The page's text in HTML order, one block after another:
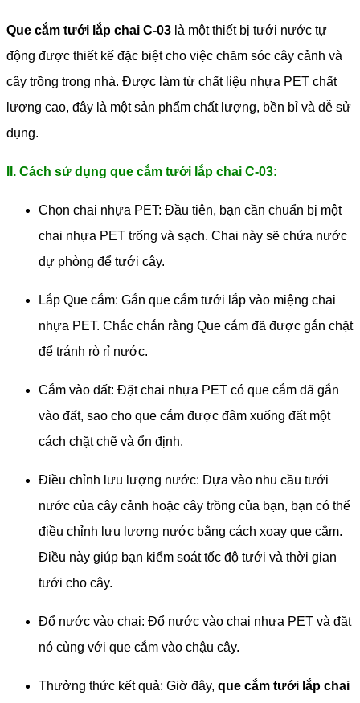
Que cắm tưới lắp chai C-03 là một thiết bị tưới nước tự
động được thiết kế đặc biệt cho việc chăm sóc cây cảnh và
cây trồng trong nhà. Được làm từ chất liệu nhựa PET chất
lượng cao, đây là một sản phẩm chất lượng, bền bỉ và dễ sử
dụng.
II. Cách sử dụng que cắm tưới lắp chai C-03:
Chọn chai nhựa PET: Đầu tiên, bạn cần chuẩn bị một
chai nhựa PET trống và sạch. Chai này sẽ chứa nước
dự phòng để tưới cây.
Lắp Que cắm: Gắn que cắm tưới lắp vào miệng chai
nhựa PET. Chắc chắn rằng Que cắm đã được gắn chặt
để tránh rò rỉ nước.
Cắm vào đất: Đặt chai nhựa PET có que cắm đã gắn
vào đất, sao cho que cắm được đâm xuống đất một
cách chặt chẽ và ổn định.
Điều chỉnh lưu lượng nước: Dựa vào nhu cầu tưới
nước của cây cảnh hoặc cây trồng của bạn, bạn có thể
điều chỉnh lưu lượng nước bằng cách xoay que cắm.
Điều này giúp bạn kiểm soát tốc độ tưới và thời gian
tưới cho cây.
Đổ nước vào chai: Đổ nước vào chai nhựa PET và đặt
nó cùng với que cắm vào chậu cây.
Thưởng thức kết quả: Giờ đây, que cắm tưới lắp chai